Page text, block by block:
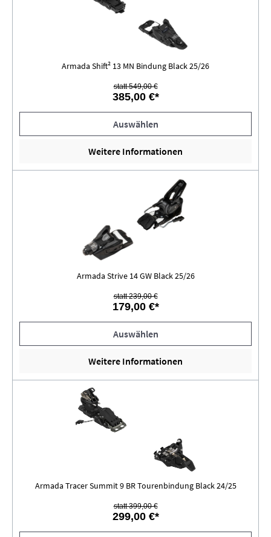
Armada Shift² 13 MN Bindung Black 25/26
statt 549,00 €
385,00 €*
Auswählen
Weitere Informationen
Armada Strive 14 GW Black 25/26
statt 239,00 €
179,00 €*
Auswählen
Weitere Informationen
Armada Tracer Summit 9 BR Tourenbindung Black 24/25
statt 399,00 €
299,00 €*